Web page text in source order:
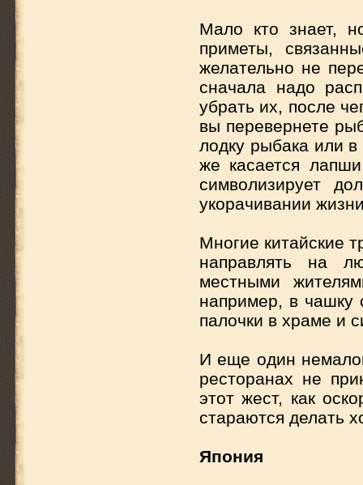
Мало кто знает,
приметы,
желательно не
сначала надо
убрать их, после
вы перевернете
лодку рыбака или в
же касается
символизирует
укорачивании
Многие китайские
направлять на
местными
например, в чашку
палочки в храме и
И еще один
ресторанах не
этот жест, как
стараются делать
Япония